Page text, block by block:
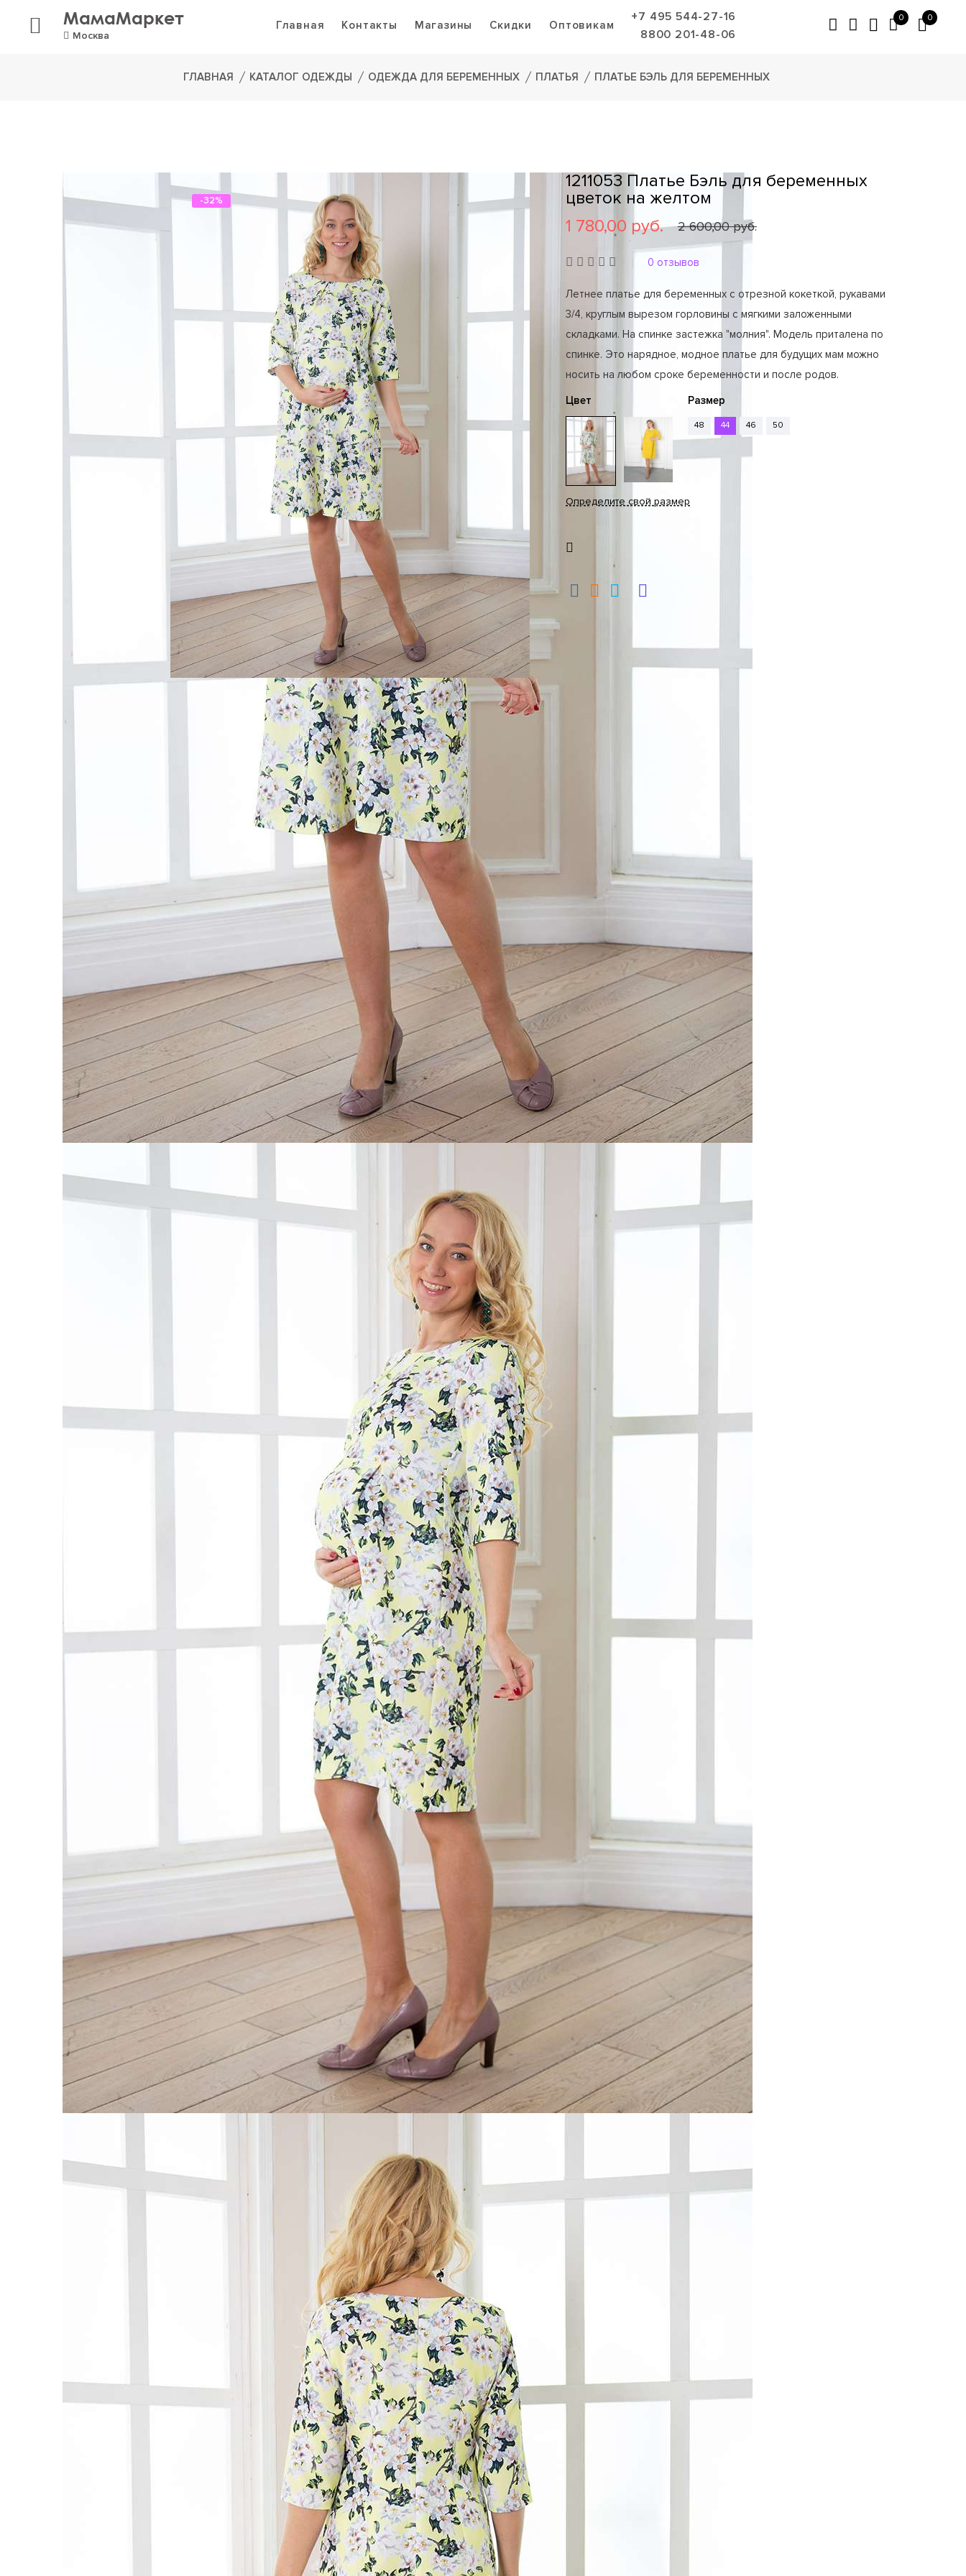
МамаМаркет
Москва
Главная Контакты Магазины Скидки Оптовикам
+7 495 544-27-16
8800 201-48-06
0 0
ГЛАВНАЯ КАТАЛОГ ОДЕЖДЫ ОДЕЖДА ДЛЯ БЕРЕМЕННЫХ ПЛАТЬЯ ПЛАТЬЕ БЭЛЬ ДЛЯ БЕРЕМЕННЫХ
-32%
1211053 Платье Бэль для беременных
цветок на желтом
1 780,00 руб.
2 600,00 руб.
0 отзывов
Летнее платье для беременных с отрезной кокеткой, рукавами
3/4, круглым вырезом горловины с мягкими заложенными
складками. На спинке застежка "молния". Модель приталена по
спинке. Это нарядное, модное платье для будущих мам можно
носить на любом сроке беременности и после родов.
Цвет
Размер
48 44 46 50
Определите свой размер